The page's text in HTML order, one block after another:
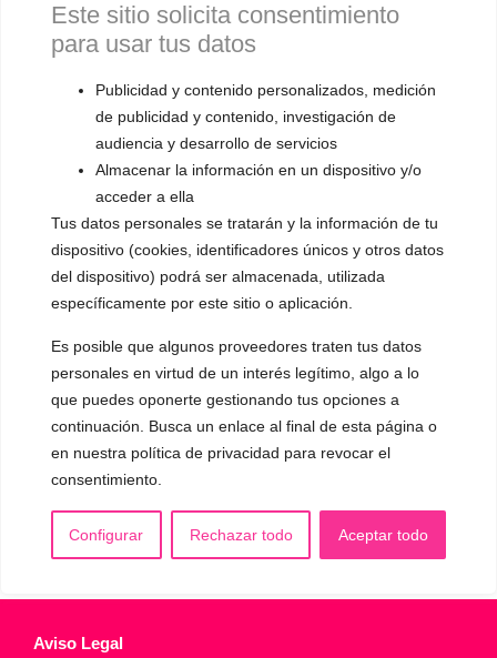
Este sitio solicita consentimiento
para usar tus datos
Publicidad y contenido personalizados, medición
de publicidad y contenido, investigación de
audiencia y desarrollo de servicios
Almacenar la información en un dispositivo y/o
acceder a ella
Tus datos personales se tratarán y la información de tu
dispositivo (cookies, identificadores únicos y otros datos
del dispositivo) podrá ser almacenada, utilizada
específicamente por este sitio o aplicación.
Es posible que algunos proveedores traten tus datos
personales en virtud de un interés legítimo, algo a lo
que puedes oponerte gestionando tus opciones a
continuación. Busca un enlace al final de esta página o
en nuestra política de privacidad para revocar el
consentimiento.
Configurar Rechazar todo Aceptar todo
▪️ Neutralización de la voz
▪️ Dualización de la voz
▪️ Androginización de la voz
OTRAS SESIONES
▪️ Caracterización de la voz
▪️ Voz virilizada por esteroides
▪️ Modificación del acento
🟥 CIRUGÍA: Glotoplastia
CONTACTO Y CITAS
✅Pide tu CITA ONLINE
Email :contacto@femivoz.es
Aviso Legal